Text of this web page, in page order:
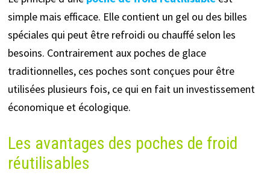
simple mais efficace. Elle contient un gel ou des billes
spéciales qui peut être refroidi ou chauffé selon les
besoins. Contrairement aux poches de glace
traditionnelles, ces poches sont conçues pour être
utilisées plusieurs fois, ce qui en fait un investissement
économique et écologique.
Les avantages des poches de froid
réutilisables